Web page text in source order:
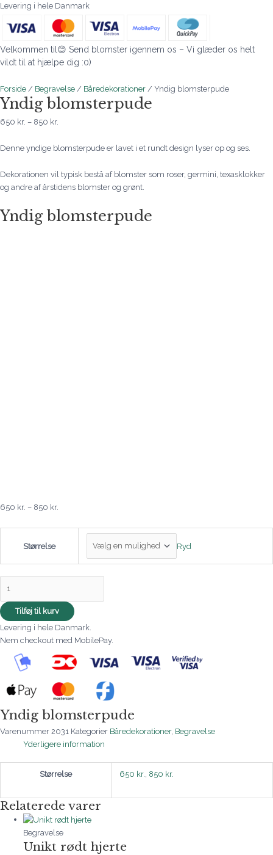
Levering i hele Danmark
Velkommen til😊 Send blomster igennem os – Vi glæder os helt
vildt til at hjælpe dig :0)
Forside / Begravelse / Båredekorationer / Yndig blomsterpude
Yndig blomsterpude
650 kr. – 850 kr.
Denne yndige blomsterpude er lavet i et rundt design lyser op og ses.
Dekorationen vil typisk bestå af blomster som roser, germini, texasklokker
og andre af årstidens blomster og grønt.
Yndig blomsterpude
650 kr. – 850 kr.
Størrelse Ryd
Tilføj til kurv
Levering i hele Danmark.
Nem checkout med MobilePay.
Yndig blomsterpude
Varenummer 2031 Kategorier Båredekorationer, Begravelse
Yderligere information
Størrelse 650 kr., 850 kr.
Relaterede varer
Begravelse
Unikt rødt hjerte